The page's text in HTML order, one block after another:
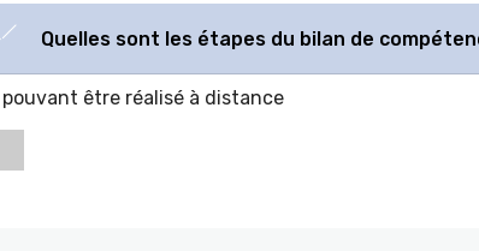
Quelles sont les étapes du bilan de
pouvant être réalisé à distance